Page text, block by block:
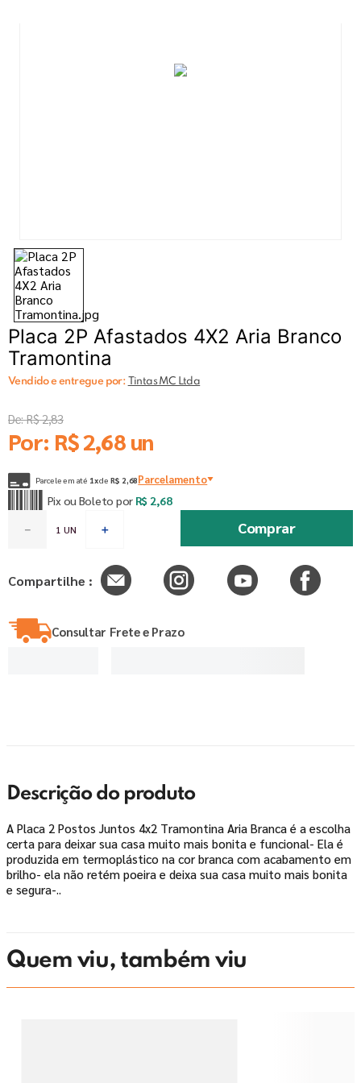
Placa 2P Afastados 4X2 Aria Branco
Tramontina
Vendido e entregue por: Tintas MC Ltda
De:R$2,83
Por: R$2,68un
Parcele em até 1xde R$ 2,68Parcelamento
Pix ou Boleto por R$ 2,68
＋
－ Comprar
Compartilhe :
Consultar Frete e Prazo
Descrição do produto
A Placa 2 Postos Juntos 4x2 Tramontina Aria Branca é a escolha
certa para deixar sua casa muito mais bonita e funcional- Ela é
produzida em termoplástico na cor branca com acabamento em
brilho- ela não retém poeira e deixa sua casa muito mais bonita
e segura-..
Quem viu, também viu